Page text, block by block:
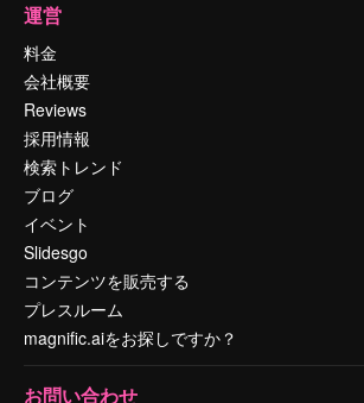
運営
料金
会社概要
Reviews
採用情報
検索トレンド
ブログ
イベント
Slidesgo
コンテンツを販売する
プレスルーム
magnific.aiをお探しですか？
お問い合わせ